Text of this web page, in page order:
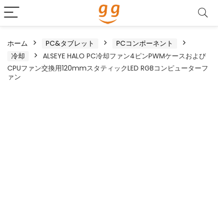
ホーム PC&タブレット
PCコンポーネント
冷却
ALSEYE HALO PC冷却ファン4ピンPWMケースおよび
CPUファン交換用120mmスタティックLED RGBコンピューターフ
ァン